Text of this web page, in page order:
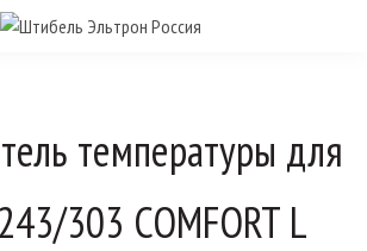
температуры для
303 COMFORT L